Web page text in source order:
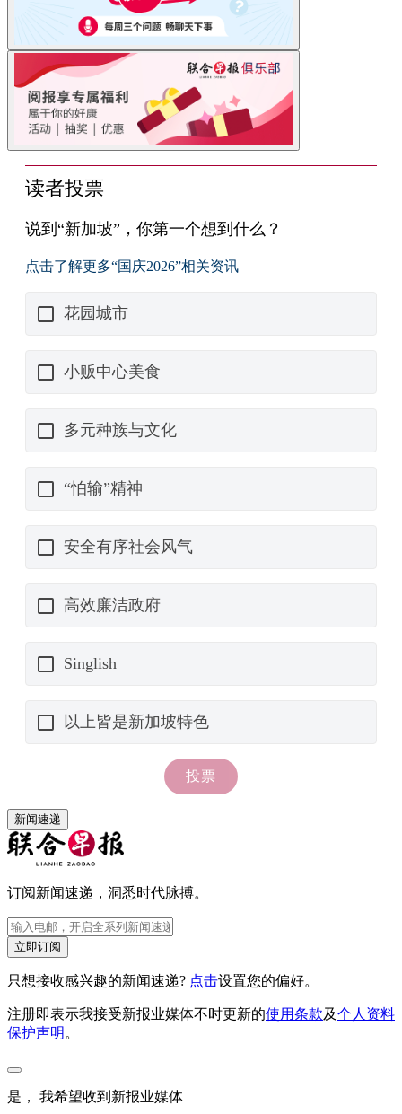
新闻速递
订阅新闻速递，洞悉时代脉搏。
立即订阅
只想接收感兴趣的新闻速递? 点击设置您的偏好。
注册即表示我接受新报业媒体不时更新的使用条款及个人资料
保护声明 。
是， 我希望收到新报业媒体